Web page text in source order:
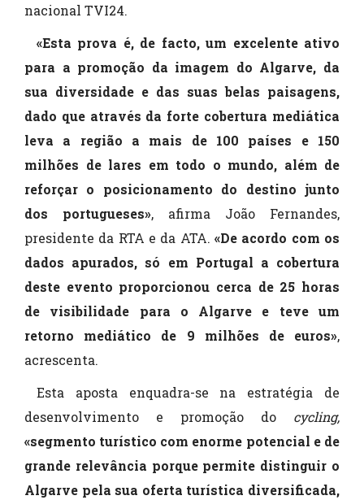
nacional TVI24.
«Esta prova é, de facto, um excelente ativo
para a promoção da imagem do Algarve, da
sua diversidade e das suas belas paisagens,
dado que através da forte cobertura mediática
leva a região a mais de 100 países e 150
milhões de lares em todo o mundo, além de
reforçar o posicionamento do destino junto
dos portugueses», afirma João Fernandes,
presidente da RTA e da ATA. «De acordo com os
dados apurados, só em Portugal a cobertura
deste evento proporcionou cerca de 25 horas
de visibilidade para o Algarve e teve um
retorno mediático de 9 milhões de euros»,
acrescenta.
Esta aposta enquadra-se
na estratégia de
desenvolvimento e promoção do cycling,
«segmento turístico com enorme potencial e de
grande relevância porque permite distinguir o
Algarve pela sua oferta turística diversificada,